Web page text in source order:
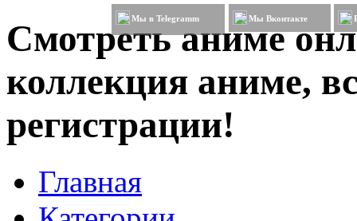
Смотреть аниме
коллекция аниме,
регистрации!
Мы в Telegramm Мы Вконтакте
Главная